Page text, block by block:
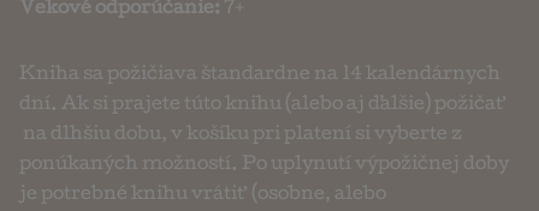
Vekové odporúčanie: 7+
Kniha sa požičiava štandardne na 14 kalendárnych
dní. Ak si prajete túto knihu (alebo aj ďalšie) požičať
na dlhšiu dobu, v košíku pri platení si vyberte z
ponúkaných možností. Po uplynutí výpožičnej doby
je potrebné knihu vrátiť (osobne, alebo